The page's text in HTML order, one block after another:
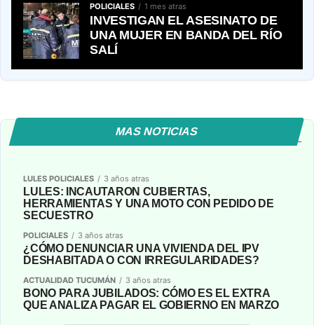
POLICIALES 1 mes atras
INVESTIGAN EL ASESINATO DE
UNA MUJER EN BANDA DEL RÍO
SALÍ
MAS NOTICIAS
LULES POLICIALES 3 años atras
LULES: INCAUTARON CUBIERTAS,
HERRAMIENTAS Y UNA MOTO CON PEDIDO DE
SECUESTRO
POLICIALES 3 años atras
¿CÓMO DENUNCIAR UNA VIVIENDA DEL IPV
DESHABITADA O CON IRREGULARIDADES?
ACTUALIDAD TUCUMÁN 3 años atras
BONO PARA JUBILADOS: CÓMO ES EL EXTRA
QUE ANALIZA PAGAR EL GOBIERNO EN MARZO